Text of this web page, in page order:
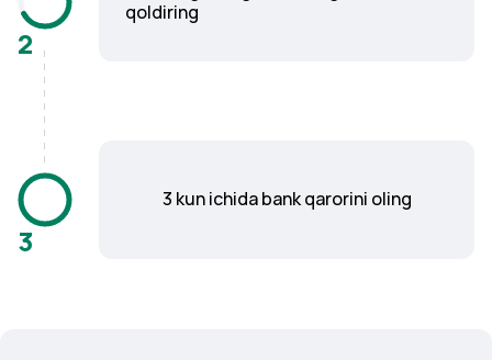
2
qoldiring
3
3 kun ichida bank qarorini oling